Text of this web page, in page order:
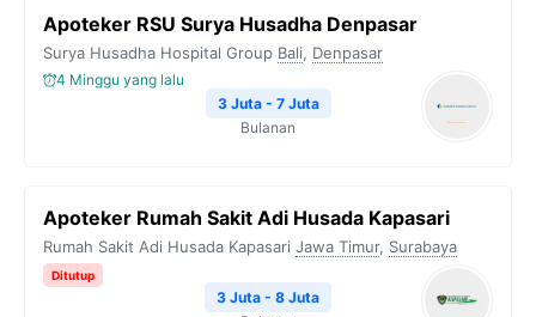
Apoteker RSU Surya Husadha Denpasar
Surya Husadha Hospital Group Bali, Denpasar
4 Minggu yang lalu
3 Juta - 7 Juta
Bulanan
Apoteker Rumah Sakit Adi Husada Kapasari
Rumah Sakit Adi Husada Kapasari Jawa Timur, Surabaya
Ditutup
3 Juta - 8 Juta